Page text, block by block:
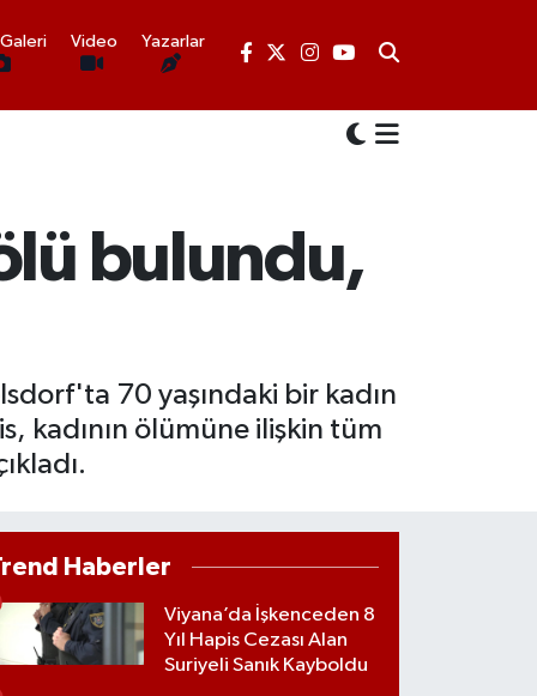
Video Yazarlar
bulundu,
70 yaşındaki bir kadın
kadının ölümüne ilişkin tüm
Haberler
Viyana’da İşkenceden 8
Yıl Hapis Cezası Alan
Suriyeli Sanık Kayboldu